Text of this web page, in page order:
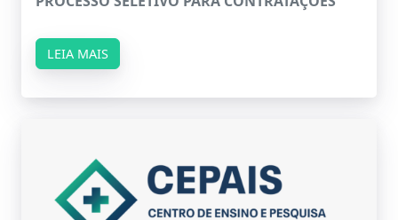
LEIA MAIS